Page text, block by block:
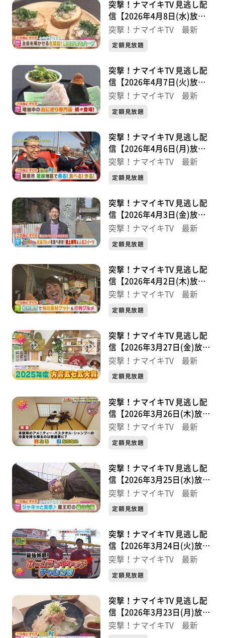
突撃！ナマイキTV 見逃し配
信【2026年4月8日(水)放送
分】
突撃！ナマイキTV 最新
定額見放題
突撃！ナマイキTV 見逃し配
信【2026年4月7日(火)放送
分】
突撃！ナマイキTV 最新
定額見放題
突撃！ナマイキTV 見逃し配
信【2026年4月6日(月)放送
分】
突撃！ナマイキTV 最新
定額見放題
突撃！ナマイキTV 見逃し配
信【2026年4月3日(金)放送
分】
突撃！ナマイキTV 最新
定額見放題
突撃！ナマイキTV 見逃し配
信【2026年4月2日(木)放送
分】
突撃！ナマイキTV 最新
定額見放題
突撃！ナマイキTV 見逃し配
信【2026年3月27日(金)放送
分】
突撃！ナマイキTV 最新
定額見放題
突撃！ナマイキTV 見逃し配
信【2026年3月26日(木)放送
分】
突撃！ナマイキTV 最新
定額見放題
突撃！ナマイキTV 見逃し配
信【2026年3月25日(水)放送
分】
突撃！ナマイキTV 最新
定額見放題
突撃！ナマイキTV 見逃し配
信【2026年3月24日(火)放送
分】
突撃！ナマイキTV 最新
定額見放題
突撃！ナマイキTV 見逃し配
信【2026年3月23日(月)放送
分】
突撃！ナマイキTV 最新